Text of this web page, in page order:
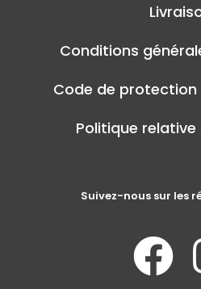
Conditions
Code de protection
Politique
Suivez-nous sur les